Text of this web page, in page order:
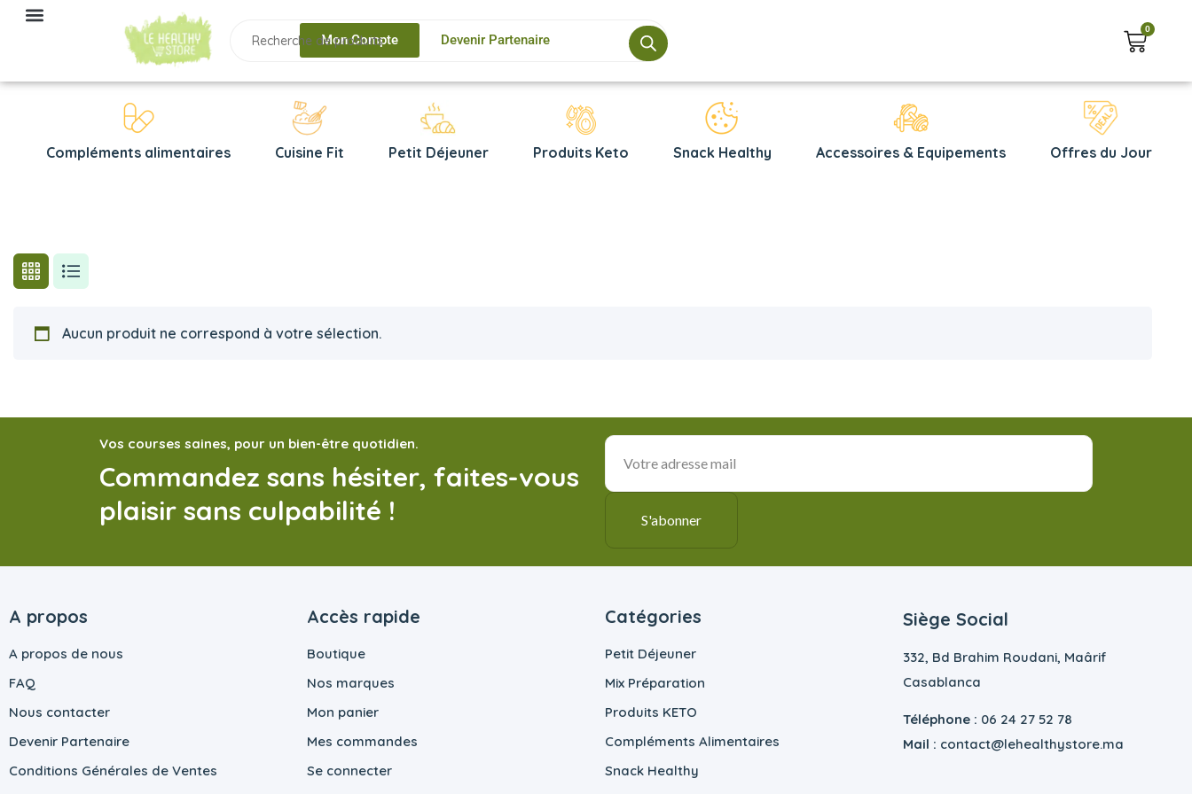
Mon Compte Devenir Partenaire
0
Compléments alimentaires Cuisine Fit Petit Déjeuner Produits Keto Snack Healthy Accessoires & Equipements Offres du Jour
Aucun produit ne correspond à votre sélection.
Vos courses saines, pour un bien-être quotidien.
Commandez sans hésiter, faites-vous
plaisir sans culpabilité !
A propos
A propos de nous
FAQ
Nous contacter
Devenir Partenaire
Conditions Générales de Ventes
Accès rapide
Boutique
Nos marques
Mon panier
Mes commandes
Se connecter
Catégories
Petit Déjeuner
Mix Préparation
Produits KETO
Compléments Alimentaires
Snack Healthy
Siège Social
332, Bd Brahim Roudani, Maârif
Casablanca
Téléphone : 06 24 27 52 78
Mail : contact@lehealthystore.ma